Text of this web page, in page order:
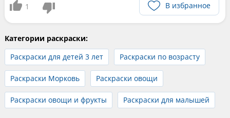
1 В избранное
Категории раскраски:
Раскраски для детей 3 лет
Раскраски по возрасту
Раскраски Морковь Раскраски овощи
Раскраски овощи и фрукты Раскраски для малышей